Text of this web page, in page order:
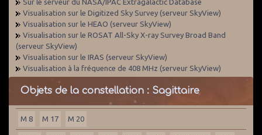
Sur le serveur du NASA/IPAC Extragalactic Database
Visualisation sur le Digitized Sky Survey (serveur SkyView)
Visualisation sur le HEAO (serveur SkyView)
Visualisation sur le ROSAT All-Sky X-ray Survey Broad Band
(serveur SkyView)
Visualisation sur le IRAS (serveur SkyView)
Visualisation à la fréquence de 408 MHz (serveur SkyView)
Objets de la constellation : Sagittaire
M 8 M 17 M 20